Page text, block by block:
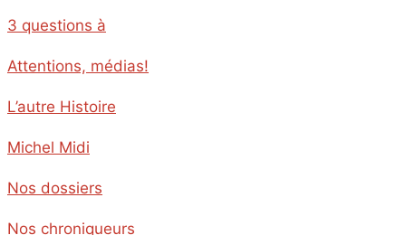
3 questions à
Attentions, médias!
L’autre Histoire
Michel Midi
Nos dossiers
Nos chroniqueurs